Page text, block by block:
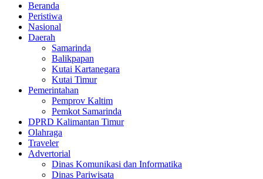
Beranda
Peristiwa
Nasional
Daerah
Samarinda
Balikpapan
Kutai Kartanegara
Kutai Timur
Pemerintahan
Pemprov Kaltim
Pemkot Samarinda
DPRD Kalimantan Timur
Olahraga
Traveler
Advertorial
Dinas Komunikasi dan Informatika
Dinas Pariwisata